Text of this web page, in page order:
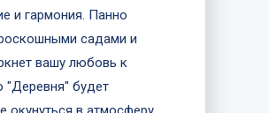
и гармония. Панно
садами и
вашу любовь к
"Деревня" будет